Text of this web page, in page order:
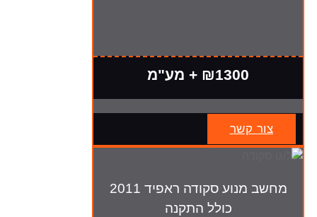
₪1300 + מע"מ
צור קשר
מחשב מנוע סקודה ראפיד 2011
כולל התקנה